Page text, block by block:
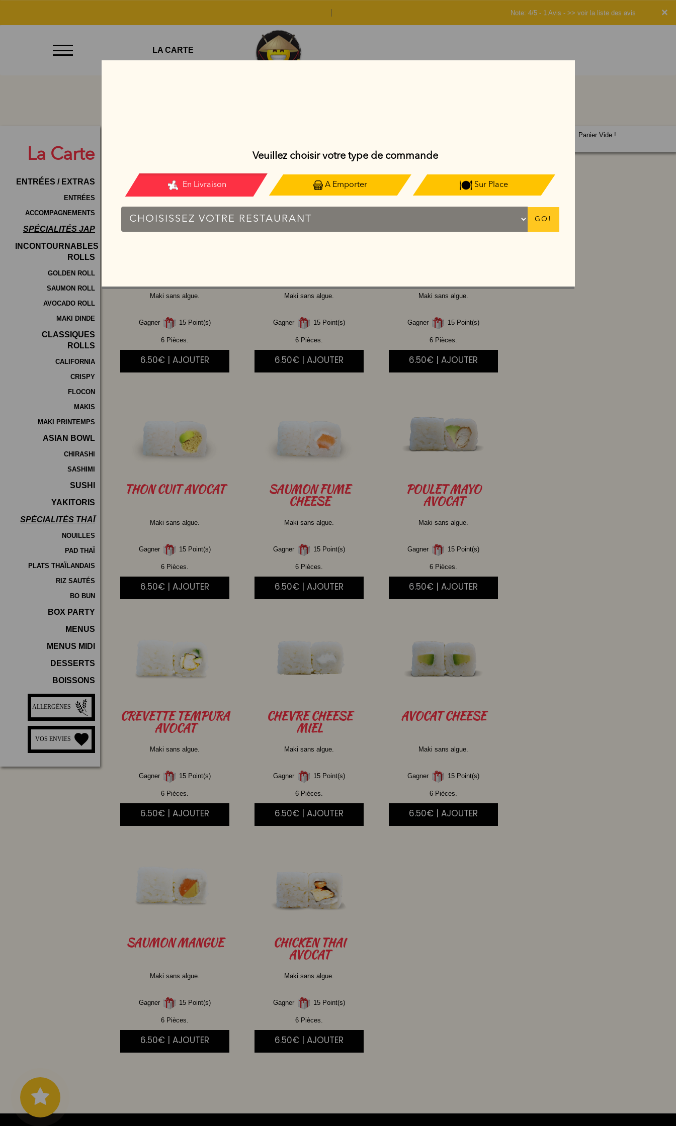
×
Note: 4/5 - 1 Avis - >> voir la liste des avis
Emporter
Contact
Mentions
Légales
Programme
De
Fidélité
Vos
Avis
de
LA CARTE
La Carte
ENTRÉES / EXTRAS
ENTRÉES
ACCOMPAGNEMENTS
SPÉCIALITÉS JAP
INCONTOURNABLES
ROLLS
GOLDEN ROLL
SAUMON ROLL
AVOCADO ROLL
MAKI DINDE
CLASSIQUES
ROLLS
CALIFORNIA
CRISPY
FLOCON
MAKIS
MAKI PRINTEMPS
ASIAN BOWL
CHIRASHI
SASHIMI
SUSHI
YAKITORIS
SPÉCIALITÉS THAÏ
NOUILLES
PAD THAÏ
PLATS THAÏLANDAIS
RIZ SAUTÉS
BO BUN
BOX PARTY
MENUS
MENUS MIDI
DESSERTS
BOISSONS
ALLERGÈNES
VOS ENVIES
Maki sans algue.
Gagner 15 Point(s)
6 Pièces.
6.50€ | AJOUTER
Maki sans algue.
Gagner 15 Point(s)
6 Pièces.
6.50€ | AJOUTER
Maki sans algue.
Gagner 15 Point(s)
6 Pièces.
6.50€ | AJOUTER
THONCUIT AVOCAT
Maki sans algue.
Gagner 15 Point(s)
6 Pièces.
6.50€ | AJOUTER
SAUMONFUME
CHEESE
Maki sans algue.
Gagner 15 Point(s)
6 Pièces.
6.50€ | AJOUTER
POULETMAYO
AVOCAT
Maki sans algue.
Gagner 15 Point(s)
6 Pièces.
6.50€ | AJOUTER
CREVETTETEMPURA
AVOCAT
Maki sans algue.
Gagner 15 Point(s)
6 Pièces.
6.50€ | AJOUTER
CHEVRECHEESE
MIEL
Maki sans algue.
Gagner 15 Point(s)
6 Pièces.
6.50€ | AJOUTER
AVOCATCHEESE
Maki sans algue.
Gagner 15 Point(s)
6 Pièces.
6.50€ | AJOUTER
SAUMONMANGUE
Maki sans algue.
Gagner 15 Point(s)
6 Pièces.
6.50€ | AJOUTER
CHICKENTHAI
AVOCAT
Maki sans algue.
Gagner 15 Point(s)
6 Pièces.
6.50€ | AJOUTER
Panier Vide !